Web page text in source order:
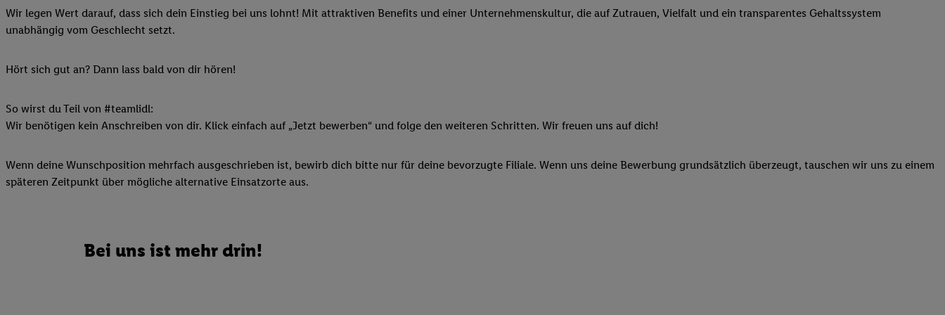
Wir legen Wert darauf, dass sich dein Einstieg bei uns lohnt! Mit attraktiven Benefits und einer Unternehmenskultur, die auf Zutrauen, Vielfalt und ein transparentes Gehaltssystem
unabhängig vom Geschlecht setzt.
Hört sich gut an? Dann lass bald von dir hören!
So wirst du Teil von #teamlidl:
Wir benötigen kein Anschreiben von dir. Klick einfach auf „Jetzt bewerben“ und folge den weiteren Schritten. Wir freuen uns auf dich!
Wenn deine Wunschposition mehrfach ausgeschrieben ist, bewirb dich bitte nur für deine bevorzugte Filiale. Wenn uns deine Bewerbung grundsätzlich überzeugt, tauschen wir uns zu einem
späteren Zeitpunkt über mögliche alternative Einsatzorte aus.
Bei uns ist mehr drin!
Ihnen personalisierte Werbung auszuspielen. Hierzu wird von uns und einem der anderen oben genannten Partner
Technologie in den Lidl-Diensten einzusetzen. Utiq prüft zunächst anhand Ihrer IP-Adresse, ob die Technologie für
Lidl-Diensten zu erfassen. Insbesondere können Sie mittels dieser Technologie auch auf Diensten wiedererkannt
können Ihre Einwilligung speziell zur Nutzung der Utiq-Technologie - zusätzlich zur weiter unten erläuterten
Möglichkeit, Ihre Einwilligung generell zu widerrufen - jederzeit auch über
Durch einen Klick auf „Ablehnen“ können Sie nur den Einsatz notwendiger Techniken zulassen. Durch einen